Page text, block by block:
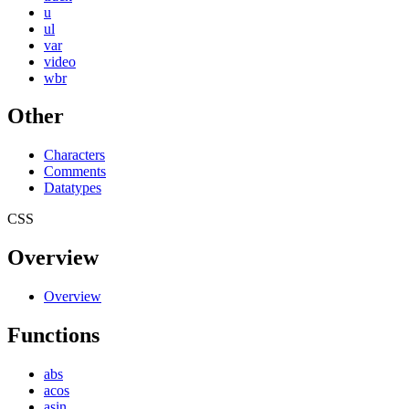
u
ul
var
video
wbr
Other
Characters
Comments
Datatypes
CSS
Overview
Overview
Functions
abs
acos